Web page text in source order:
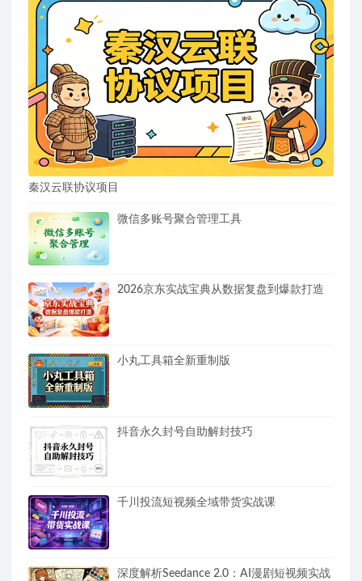
秦汉云联协议项目
微信多账号聚合管理工具
2026京东实战宝典从数据复盘到爆款打造
小丸工具箱全新重制版
抖音永久封号自助解封技巧
千川投流短视频全域带货实战课
深度解析Seedance 2.0：AI漫剧短视频实战